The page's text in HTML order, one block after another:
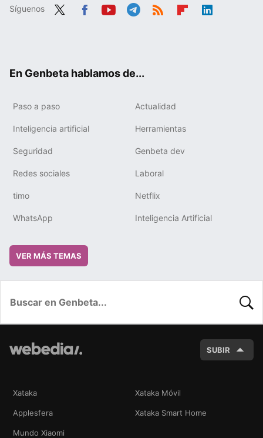
Síguenos
En Genbeta hablamos de...
Paso a paso Actualidad
Inteligencia artificial Herramientas
Seguridad Genbeta dev
Redes sociales Laboral
timo Netflix
WhatsApp Inteligencia Artificial
VER MÁS TEMAS
SUBIR
Xataka Xataka Móvil
Applesfera Xataka Smart Home
Mundo Xiaomi